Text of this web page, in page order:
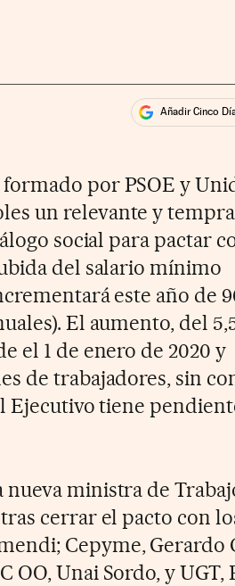
Añadir Cinco
por PSOE y
un relevante y
social para pactar
del salario mínimo
este año de
El aumento, del
el 1 de enero de 2020 y
de trabajadores, sin
Ejecutivo tiene
nueva ministra de
cerrar el pacto con
Cepyme, Gerardo
OO, Unai Sordo, y UGT,